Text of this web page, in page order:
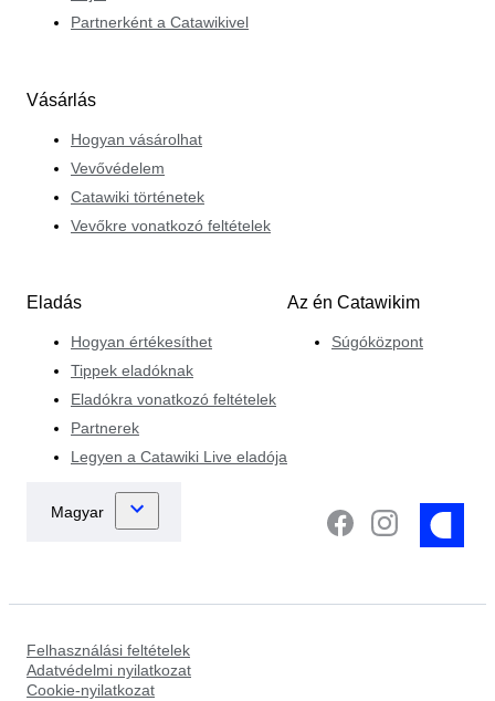
Partnerként a Catawikivel
Vásárlás
Hogyan vásárolhat
Vevővédelem
Catawiki történetek
Vevőkre vonatkozó feltételek
Eladás
Hogyan értékesíthet
Tippek eladóknak
Eladókra vonatkozó feltételek
Partnerek
Legyen a Catawiki Live eladója
Az én Catawikim
Súgóközpont
Felhasználási feltételek
Adatvédelmi nyilatkozat
Cookie-nyilatkozat